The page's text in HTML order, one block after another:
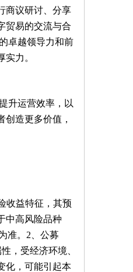
商议研讨、分享
贸易的交流与合
卓越领导力和前
力。
升运营效率，以
造更多价值，
收益特征，其预
中高风险品种
准。2、公募
，受经济环境、
化，可能引起本